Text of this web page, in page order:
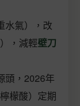
水氣），改
，減輕壁刀
頭，2026年
檬酸）定期